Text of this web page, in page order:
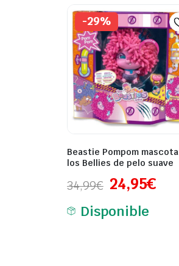
-29%
Beastie Pompom
los Bellies de pelo suave
34,99€ 24,95€
Disponible